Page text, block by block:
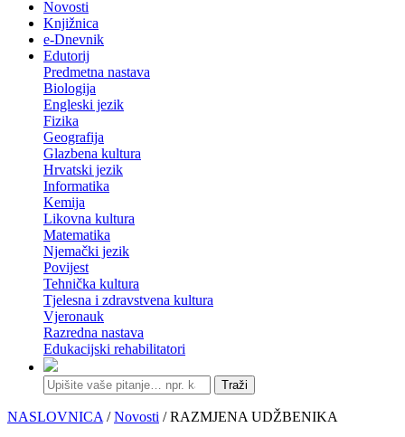
Novosti
Knjižnica
e-Dnevnik
Edutorij
Predmetna nastava
Biologija
Engleski jezik
Fizika
Geografija
Glazbena kultura
Hrvatski jezik
Informatika
Kemija
Likovna kultura
Matematika
Njemački jezik
Povijest
Tehnička kultura
Tjelesna i zdravstvena kultura
Vjeronauk
Razredna nastava
Edukacijski rehabilitatori
Traži
NASLOVNICA /Novosti / RAZMJENA UDŽBENIKA